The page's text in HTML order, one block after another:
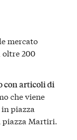
mercato
oltre 200
con articoli di
che viene
piazza
piazza Martiri.